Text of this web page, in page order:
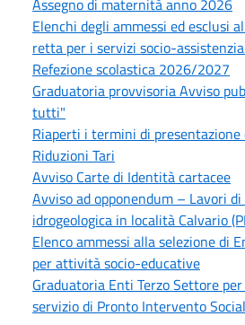
Elenchi degli ammessi ed esclusi
retta per i servizi socio-
Refezione scolastica 2026/2027
Graduatoria provvisoria Avviso
tutti"
Riaperti i termini di presentazione
Riduzioni Tari
Avviso Carte di Identità cartacee
Avviso ad opponendum – Lavori
idrogeologica in località Calvario
Elenco ammessi alla selezione di
per attività socio-educative
Graduatoria Enti Terzo Settore
servizio di Pronto Intervento